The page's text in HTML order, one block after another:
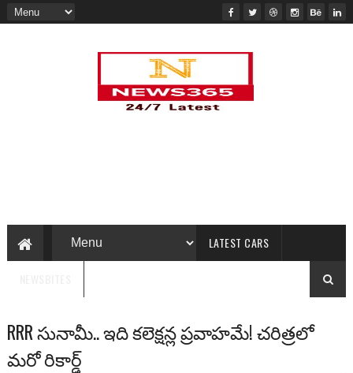
LATEST CARS
RRR సునామీ.. ఇది కలెక్షన్ల ప్రవాహమే! చరిత్రలో
మరో రికార్డ్